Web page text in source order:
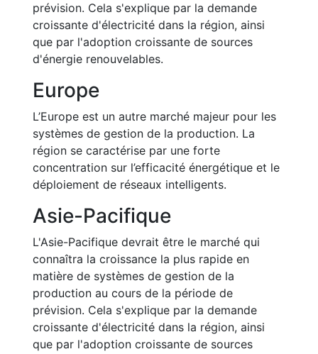
prévision. Cela s'explique par la demande
croissante d'électricité dans la région, ainsi
que par l'adoption croissante de sources
d'énergie renouvelables.
Europe
L’Europe est un autre marché majeur pour les
systèmes de gestion de la production. La
région se caractérise par une forte
concentration sur l’efficacité énergétique et le
déploiement de réseaux intelligents.
Asie-Pacifique
L'Asie-Pacifique devrait être le marché qui
connaîtra la croissance la plus rapide en
matière de systèmes de gestion de la
production au cours de la période de
prévision. Cela s'explique par la demande
croissante d'électricité dans la région, ainsi
que par l'adoption croissante de sources